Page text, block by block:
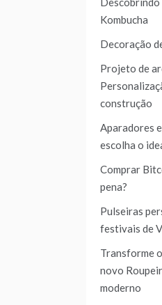
Kombucha
Decoração
Projeto de
construção
Aparadores
escolha o
Comprar
pena?
Pulseiras
festivais de
Transforme
novo
moderno